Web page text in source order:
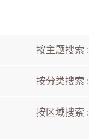
按主题搜索 :
按分类搜索 :
按区域搜索 :